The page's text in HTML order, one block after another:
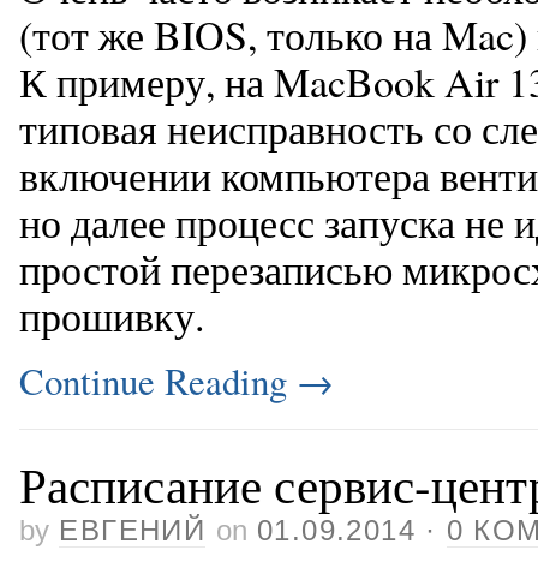
(тот же BIOS, только на
К примеру, на MacBook Air
типовая неисправность со
включении компьютера
но далее процесс запуска не
простой перезаписью
прошивку.
Continue Reading →
Расписание сервис-
by ЕВГЕНИЙ on 01.09.2014 · 0